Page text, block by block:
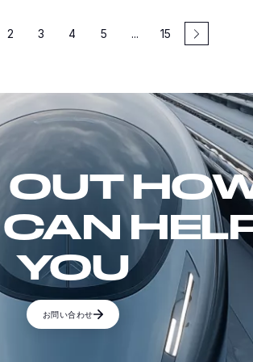
2 3 4 5 ... 15
OUT
YOU
お問い合わせ